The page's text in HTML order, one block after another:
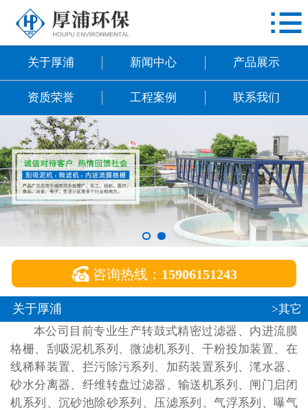
资质荣誉
工程案例
联系我们

关于厚浦 新闻中心 产品展示
资质荣誉 工程案例 联系我们
 咨询热线： 15906151243
关于厚浦
>其它
本公司目前专业生产转鼓式精密过滤器、内进流膜
格栅、刮吸泥机系列、微滤机系列、干粉投加装置、在
线稀释装置、拦污除污系列、加药装置系列、滗水器、
砂水分离器、纤维转盘过滤器、输送机系列、闸门启闭
机系列、沉砂池除砂系列、压滤系列、气浮系列、曝气